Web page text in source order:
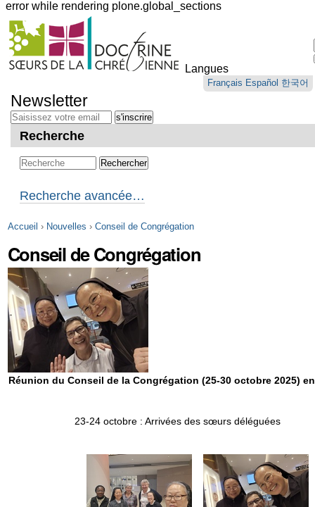
error while rendering plone.global_sections
Outils
personnels
Langues
Français Español 한국어
au
contenu.
Aller
navigation
Newsletter
Recherche
Recherche avancée…
Accueil › Nouvelles › Conseil de Congrégation
Conseil de Congrégation
Réunion du Conseil de la Congrégation (25-30 octobre 2025)
23-24 octobre : Arrivées des sœurs déléguées